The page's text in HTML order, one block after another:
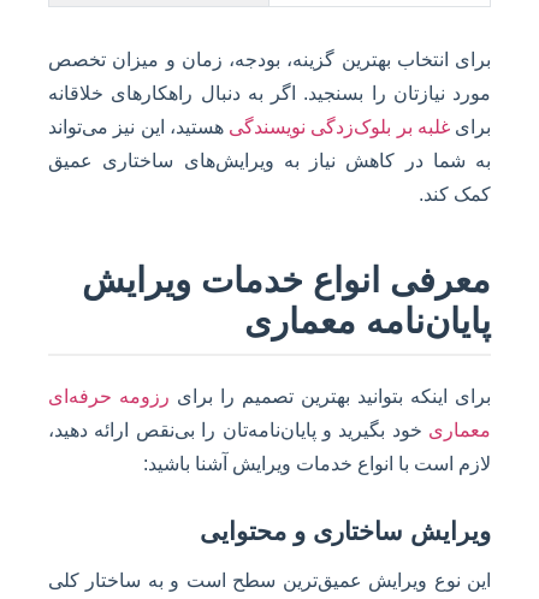
برای انتخاب بهترین گزینه، بودجه، زمان و میزان تخصص
مورد نیازتان را بسنجید. اگر به دنبال راهکارهای خلاقانه
برایغلبه بر بلوک‌زدگی نویسندگی هستید، این نیز می‌تواند
به شما در کاهش نیاز به ویرایش‌های ساختاری عمیق
کمک کند.
معرفی انواع خدمات ویرایش
پایان‌نامه معماری
برای اینکه بتوانید بهترین تصمیم را برای رزومه حرفه‌ای
معماری خود بگیرید و پایان‌نامه‌تان را بی‌نقص ارائه دهید،
لازم است با انواع خدمات ویرایش آشنا باشید:
ویرایش ساختاری و محتوایی
این نوع ویرایش عمیق‌ترین سطح است و به ساختار کلی